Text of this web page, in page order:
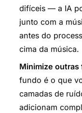
difíceis — a IA
junto com a
antes do
cima da música.
Minimize
fundo é o que
camadas de
adicionam